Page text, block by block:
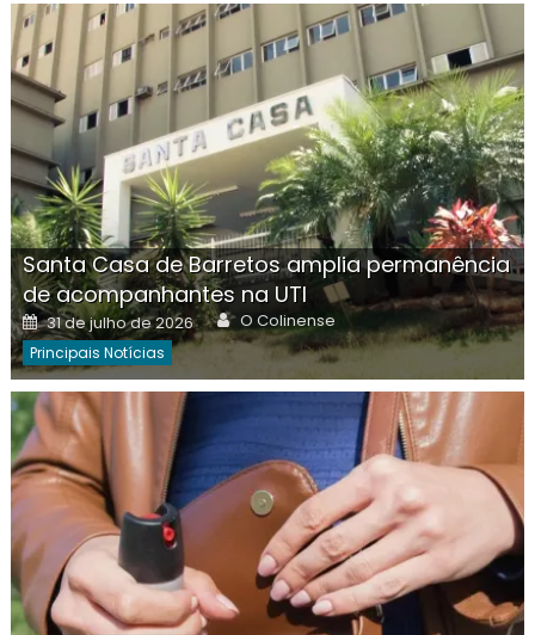
Santa Casa de Barretos amplia permanência
de acompanhantes na UTI
Posted
on
31 de julho de 2026 Author
O Colinense
Principais Notícias